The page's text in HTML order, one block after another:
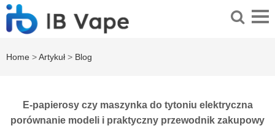
Home >Artykuł > Blog
E-papierosy czy maszynka do tytoniu elektryczna
porównanie modeli i praktyczny przewodnik zakupowy